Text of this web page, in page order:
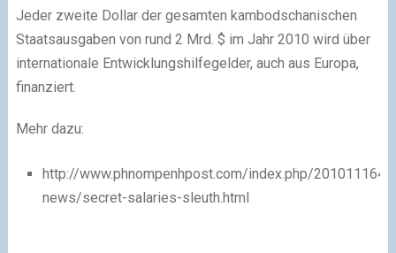
Jeder zweite Dollar der gesamten kambodschanischen
Staatsausgaben von rund 2 Mrd. $ im Jahr 2010 wird über
internationale Entwicklungshilfegelder, auch aus Europa,
finanziert.
Mehr dazu:
http://www.phnompenhpost.com/index.php/
news/secret-salaries-sleuth.html